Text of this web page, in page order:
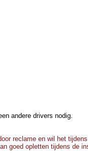
andere drivers nodig.
reclame en wil het
goed opletten tijdens de